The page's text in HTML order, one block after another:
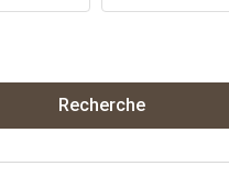
Recherche